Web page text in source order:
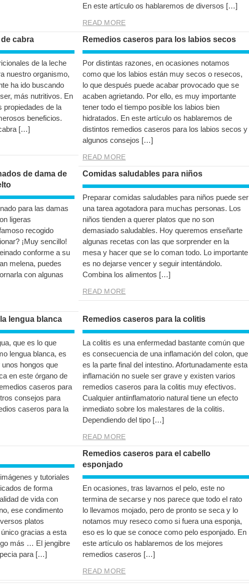
En este artículo os hablaremos de diversos […]
READ MORE
cabra
de la leche
nuestro organismo,
ha ido buscando
más nutritivos. En
propiedades de la
beneficios.
[…]
Remedios caseros para los labios secos
Por distintas razones, en ocasiones notamos
como que los labios están muy secos o resecos,
lo que después puede acabar provocado que se
acaben agrietando. Por ello, es muy importante
tener todo el tiempo posible los labios bien
hidratados. En este artículo os hablaremos de
distintos remedios caseros para los labios secos y
algunos consejos […]
READ MORE
de dama de
para las damas
ligeras
recogido
¡Muy sencillo!
conforme a su
melena, puedes
con algunas
Comidas saludables para niños
Preparar comidas saludables para niños puede ser
una tarea agotadora para muchas personas. Los
niños tienden a querer platos que no son
demasiado saludables. Hoy queremos enseñarte
algunas recetas con las que sorprender en la
mesa y hacer que se lo coman todo. Lo importante
es no dejarse vencer y seguir intentándolo.
Combina los alimentos […]
READ MORE
lengua blanca
que es lo que
lengua blanca, es
hongos que
en este órgano de
caseros para
consejos para
caseros para la
Remedios caseros para la colitis
La colitis es una enfermedad bastante común que
es consecuencia de una inflamación del colon, que
es la parte final del intestino. Afortunadamente esta
inflamación no suele ser grave y existen varios
remedios caseros para la colitis muy efectivos.
Cualquier antiinflamatorio natural tiene un efecto
inmediato sobre los malestares de la colitis.
Dependiendo del tipo […]
READ MORE
y tutoriales
de forma
de vida con
ese condimento
platos
gracias a esta
más … El jengibre
para […]
Remedios caseros para el cabello
esponjado
En ocasiones, tras lavarnos el pelo, este no
termina de secarse y nos parece que todo el rato
lo llevamos mojado, pero de pronto se seca y lo
notamos muy reseco como si fuera una esponja,
eso es lo que se conoce como pelo esponjado. En
este artículo os hablaremos de los mejores
remedios caseros […]
READ MORE